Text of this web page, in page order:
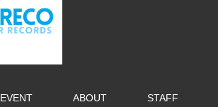
EVENT ABOUT STAFF